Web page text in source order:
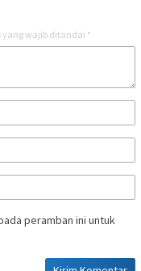
yang wajib ditandai *
peramban ini untuk